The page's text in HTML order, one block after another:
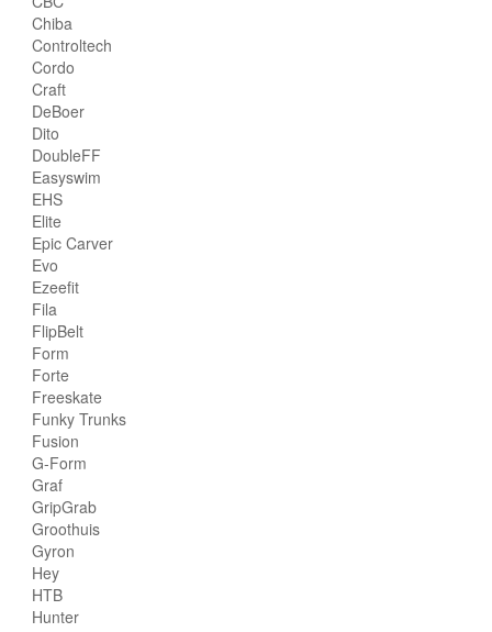
Chiba
Controltech
Cordo
Craft
DeBoer
Dito
DoubleFF
Easyswim
EHS
Elite
Epic Carver
Evo
Ezeefit
Fila
FlipBelt
Form
Forte
Freeskate
Funky Trunks
Fusion
G-Form
Graf
GripGrab
Groothuis
Gyron
Hey
HTB
Hunter